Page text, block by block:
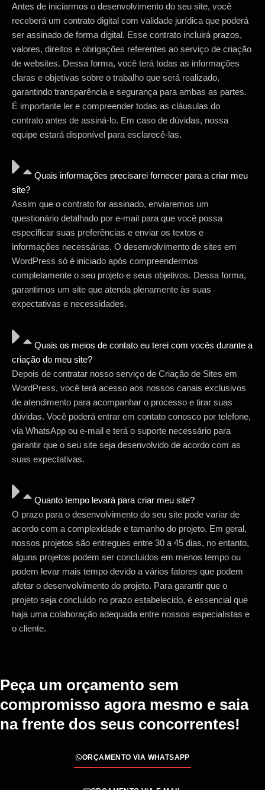
Antes de iniciarmos o desenvolvimento do seu site, você
receberá um contrato digital com validade jurídica que poderá
ser assinado de forma digital. Esse contrato incluirá prazos,
valores, direitos e obrigações referentes ao serviço de criação
de websites. Dessa forma, você terá todas as informações
claras e objetivas sobre o trabalho que será realizado,
garantindo transparência e segurança para ambas as partes.
É importante ler e compreender todas as cláusulas do
contrato antes de assiná-lo. Em caso de dúvidas, nossa
equipe estará disponível para esclarecê-las.
Quais informações precisarei fornecer para a criar meu
site?
Assim que o contrato for assinado, enviaremos um
questionário detalhado por e-mail para que você possa
especificar suas preferências e enviar os textos e
informações necessárias. O desenvolvimento de sites em
WordPress só é iniciado após compreendermos
completamente o seu projeto e seus objetivos. Dessa forma,
garantimos um site que atenda plenamente às suas
expectativas e necessidades.
Quais os meios de contato eu terei com vocês durante a
criação do meu site?
Depois de contratar nosso serviço de Criação de Sites em
WordPress, você terá acesso aos nossos canais exclusivos
de atendimento para acompanhar o processo e tirar suas
dúvidas. Você poderá entrar em contato conosco por telefone,
via WhatsApp ou e-mail e terá o suporte necessário para
garantir que o seu site seja desenvolvido de acordo com as
suas expectativas.
Quanto tempo levará para criar meu site?
O prazo para o desenvolvimento do seu site pode variar de
acordo com a complexidade e tamanho do projeto. Em geral,
nossos projetos são entregues entre 30 a 45 dias, no entanto,
alguns projetos podem ser concluídos em menos tempo ou
podem levar mais tempo devido a vários fatores que podem
afetar o desenvolvimento do projeto. Para garantir que o
projeto seja concluído no prazo estabelecido, é essencial que
haja uma colaboração adequada entre nossos especialistas e
o cliente.
Peça um orçamento sem
compromisso agora mesmo e saia
na frente dos seus concorrentes!
ORÇAMENTO VIA WHATSAPP